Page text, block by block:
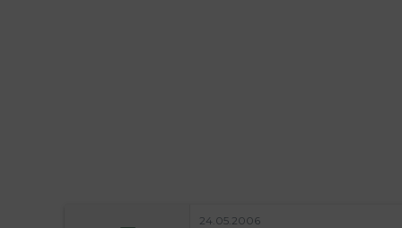
24.05.2006